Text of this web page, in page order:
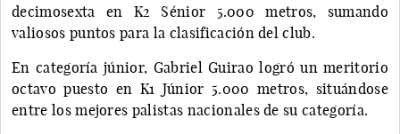
decimosexta en K2 Sénior 5.000 metros, sumando
valiosos puntos para la clasificación del club.
En categoría júnior, Gabriel Guirao logró un meritorio
octavo puesto en K1 Júnior 5.000 metros, situándose
entre los mejores palistas nacionales de su categoría.